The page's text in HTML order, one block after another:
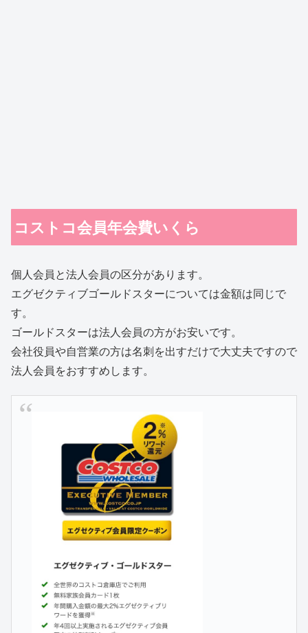
コストコ会員年会費いくら
個人会員と法人会員の区分があります。
エグゼクティブゴールドスターについては金額は同じで
す。
ゴールドスターは法人会員の方がお安いです。
会社役員や自営業の方は名刺を出すだけで大丈夫ですので
法人会員をおすすめします。